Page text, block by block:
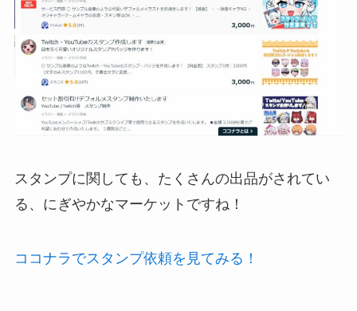
スタンプに関しても、たくさんの出品がされてい
る、にぎやかなマーケットですね！
ココナラでスタンプ依頼を見てみる！